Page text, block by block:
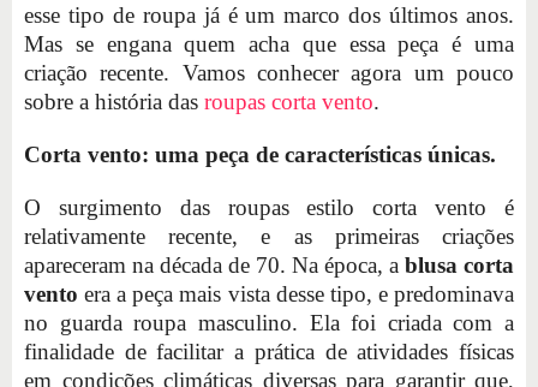
esse tipo de roupa já é um marco dos últimos anos.
Mas se engana quem acha que essa peça é uma
criação recente. Vamos conhecer agora um pouco
sobre a história das roupas corta vento.
Corta vento: uma peça de características únicas.
O surgimento das roupas estilo corta vento é
relativamente recente, e as primeiras criações
apareceram na década de 70. Na época, a blusa corta
vento era a peça mais vista desse tipo, e predominava
no guarda roupa masculino. Ela foi criada com a
finalidade de facilitar a prática de atividades físicas
em condições climáticas diversas para garantir que,